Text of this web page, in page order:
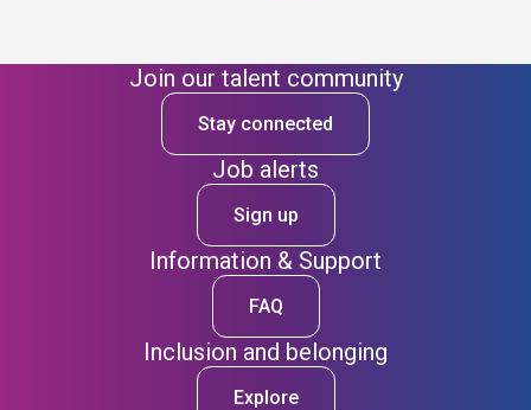
Join our talent community
Stay connected
Job alerts
Sign up
Information & Support
FAQ
Inclusion and belonging
Explore